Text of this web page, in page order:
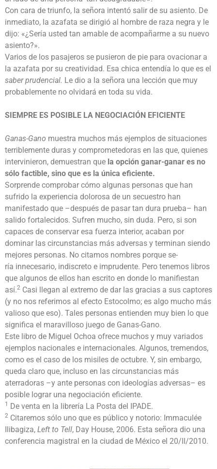
Con cara de triunfo, la señora intentó salir de su asiento. De
inmediato, la azafata se dirigió al hombre de raza negra y le
dijo: «¿Sería usted tan amable de acompañarme a su nuevo
asiento?».
Varios de los pasajeros se pusieron de pie para ovacionar a
la azafata por su creatividad. Esa chica entendía lo que es el
saber prudencial. Le dio a la señora una lección que muy
probablemente no olvidará en toda su vida.
SIEMPRE ES POSIBLE LA NEGOCIACIÓN EFICIENTE
Ganas-Gano muestra muchos más ejemplos de situaciones
terriblemente duras y comprometedoras en las que, quienes
intervinieron, demuestran que la opción ganar-ganar es no
sólo factible, sino que es la única eficiente.
Sorprende comprobar cómo algunas personas que han
sufrido la experiencia dolorosa de un secuestro han
manifestado que –después de pasar tan dura prueba– han
salido fortalecidos. Sufren mucho, sin duda. Pero, si son
capaces de conservar esa fuerza interior, acaban por
dominar las circunstancias más adversas y terminan siendo
mejores personas. No citamos nombres porque se-
ría innecesario, indiscreto e imprudente. Pero tenemos libros
que algunos de ellos han escrito en donde lo manifiestan
así.2 Casi llegan al extremo de dar las gracias a sus captores
(y no nos referimos al efecto Estocolmo; es algo mucho más
valioso que eso). Tales personas entienden muy bien lo que
significa el maravilloso juego de Ganas-Gano.
Este libro de Miguel Ochoa ofrece muchos y muy variados
ejemplos nacionales e internacionales. Algunos, tremendos,
como es el caso de los misiles de octubre. Y, sin embargo,
queda claro que, incluso en las circunstancias más
aterradoras –y ante personas con ideologías adversas– es
posible lograr una negociación eficiente.
1 De venta en la librería La Posta del IPADE.
2 Citaremos sólo uno que es público y notorio: Immaculée
Ilibagiza, Left to Tell, Day House, 2006. Esta señora dio una
conferencia magistral en la ciudad de México el 20/II/2010.